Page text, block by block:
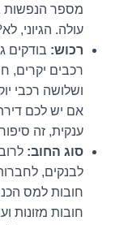
מספר הנפשות
עולה. הגיוני,
רכוש: בודקים
רכבים יקרים,
ושלושה רכבי
אם יש לכם
ענקית, זה
סוג החוב:
לבנקים,
חובות למס
חובות מזונות